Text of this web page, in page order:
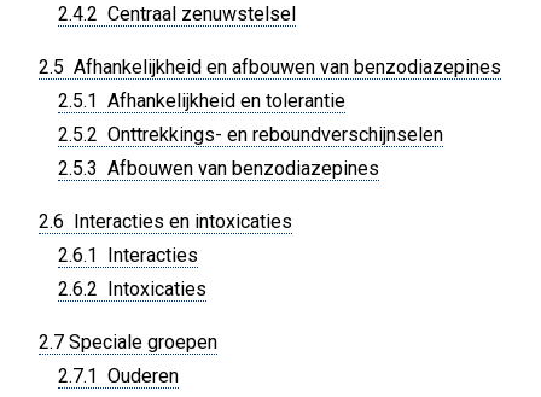
2.4.2 Centraal zenuwstelsel
2.5 Afhankelijkheid en afbouwen van benzodiazepines
2.5.1 Afhankelijkheid en tolerantie
2.5.2 Onttrekkings- en reboundverschijnselen
2.5.3 Afbouwen van benzodiazepines
2.6 Interacties en intoxicaties
2.6.1 Interacties
2.6.2 Intoxicaties
2.7 Speciale groepen
2.7.1 Ouderen